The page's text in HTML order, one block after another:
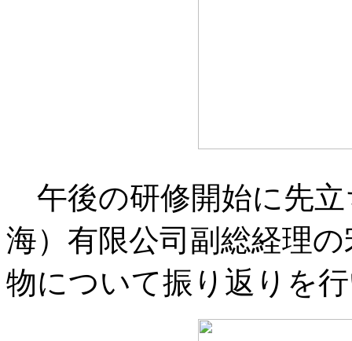
午後の研修開始に先立
海）有限公司副総経理
物について振り返りを